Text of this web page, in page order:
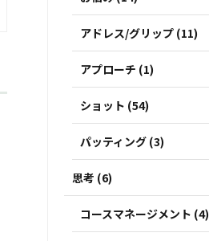
アドレス/グリップ (11)
アプローチ (1)
ショット (54)
パッティング (3)
思考 (6)
コースマネージメント (4)